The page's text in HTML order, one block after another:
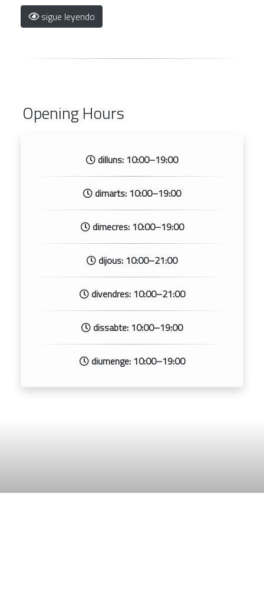
sigue leyendo
Opening Hours
dilluns: 10:00–19:00
dimarts: 10:00–19:00
dimecres: 10:00–19:00
dijous: 10:00–21:00
divendres: 10:00–21:00
dissabte: 10:00–19:00
diumenge: 10:00–19:00